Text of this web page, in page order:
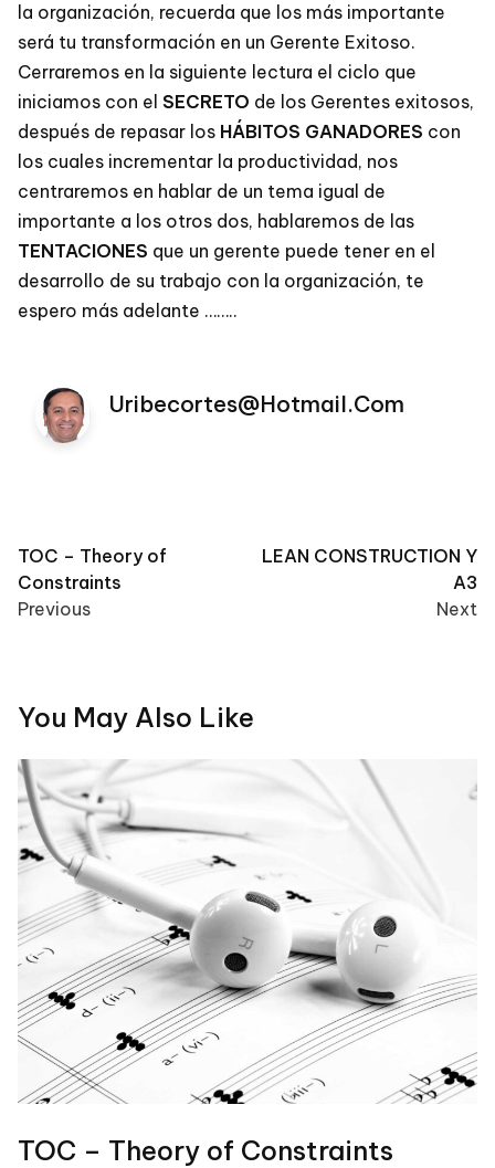
la organización, recuerda que los más importante
será tu transformación en un Gerente Exitoso.
Cerraremos en la siguiente lectura el ciclo que
iniciamos con el SECRETO de los Gerentes exitosos,
después de repasar los HÁBITOS GANADORES con
los cuales incrementar la productividad, nos
centraremos en hablar de un tema igual de
importante a los otros dos, hablaremos de las
TENTACIONES que un gerente puede tener en el
desarrollo de su trabajo con la organización, te
espero más adelante ……..
Uribecortes@hotmail.com
Post
navigation
TOC – Theory of
Constraints
Previous
LEAN CONSTRUCTION Y
A3
Next
You May Also Like
TOC – Theory of Constraints